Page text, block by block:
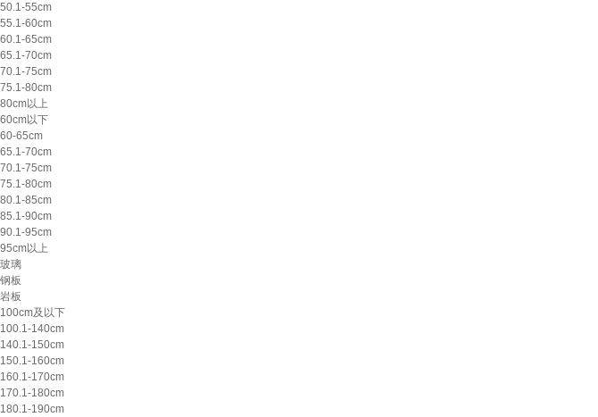
50.1-55cm
55.1-60cm
60.1-65cm
65.1-70cm
70.1-75cm
75.1-80cm
80cm以上
60cm以下
60-65cm
65.1-70cm
70.1-75cm
75.1-80cm
80.1-85cm
85.1-90cm
90.1-95cm
95cm以上
玻璃
钢板
岩板
100cm及以下
100.1-140cm
140.1-150cm
150.1-160cm
160.1-170cm
170.1-180cm
180.1-190cm